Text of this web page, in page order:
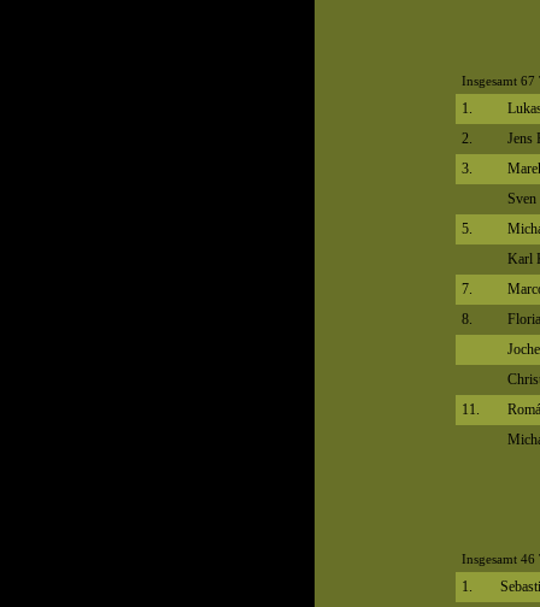
Insgesamt
1.
2.
Jens
3.
5.
Karl
7.
8.
11.
Insgesamt
1.